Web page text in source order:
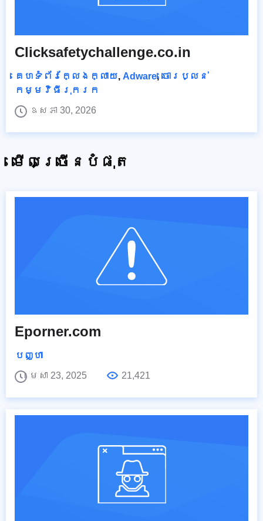
Clicksafetychallenge.co.in
គេហទំព័រក្លែងក្លាយ, Adware, ចោរប្លន់
កម្មវិធីរុករក
ឧសភា 30, 2026
មើលច្រើនបំផុត
Eporner.com
បញ្ហា
មេសា 23, 2025
21,421